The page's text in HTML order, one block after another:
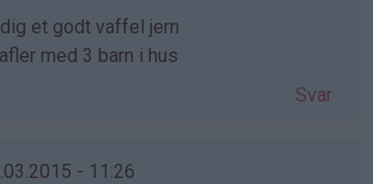
et godt vaffel jern
med 3 barn i hus
Svar
- 11:26